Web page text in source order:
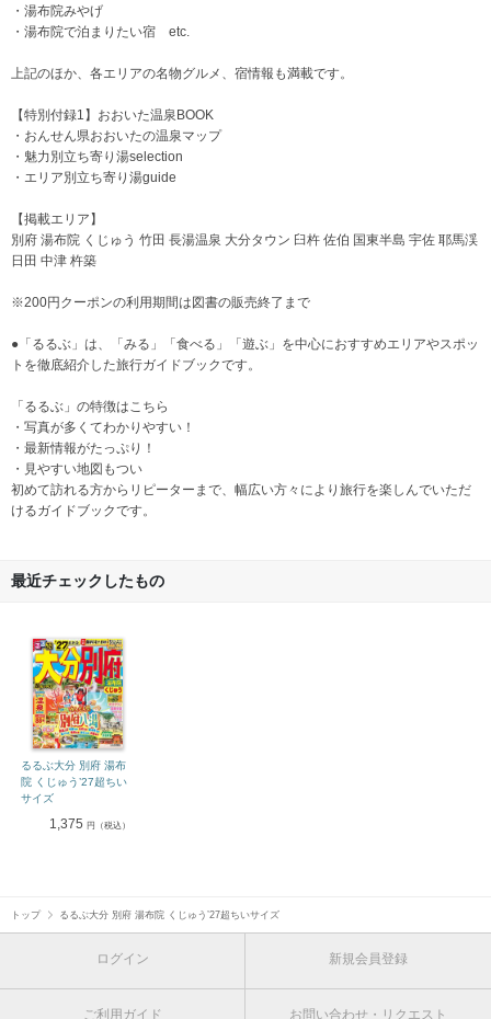
・湯布院みやげ
・湯布院で泊まりたい宿 etc.
上記のほか、各エリアの名物グルメ、宿情報も満載です。
【特別付録1】おおいた温泉BOOK
・おんせん県おおいたの温泉マップ
・魅力別立ち寄り湯selection
・エリア別立ち寄り湯guide
【掲載エリア】
別府 湯布院 くじゅう 竹田 長湯温泉 大分タウン 臼杵 佐伯 国東半島 宇佐 耶馬渓
日田 中津 杵築
※200円クーポンの利用期間は図書の販売終了まで
●「るるぶ」は、「みる」「食べる」「遊ぶ」を中心におすすめエリアやスポッ
トを徹底紹介した旅行ガイドブックです。
「るるぶ」の特徴はこちら
・写真が多くてわかりやすい！
・最新情報がたっぷり！
・見やすい地図もつい
初めて訪れる方からリピーターまで、幅広い方々により旅行を楽しんでいただ
けるガイドブックです。
最近チェックしたもの
るるぶ大分 別府 湯布
院 くじゅう’27超ちい
サイズ
1,375円（税込）
トップ るるぶ大分 別府 湯布院 くじゅう’27超ちいサイズ
ログイン 新規会員登録
ご利用ガイド お問い合わせ・リクエスト